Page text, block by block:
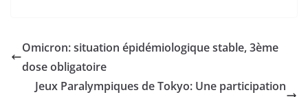
Omicron: situation épidémiologique stable, 3ème
dose obligatoire
Jeux Paralympiques de Tokyo: Une participation